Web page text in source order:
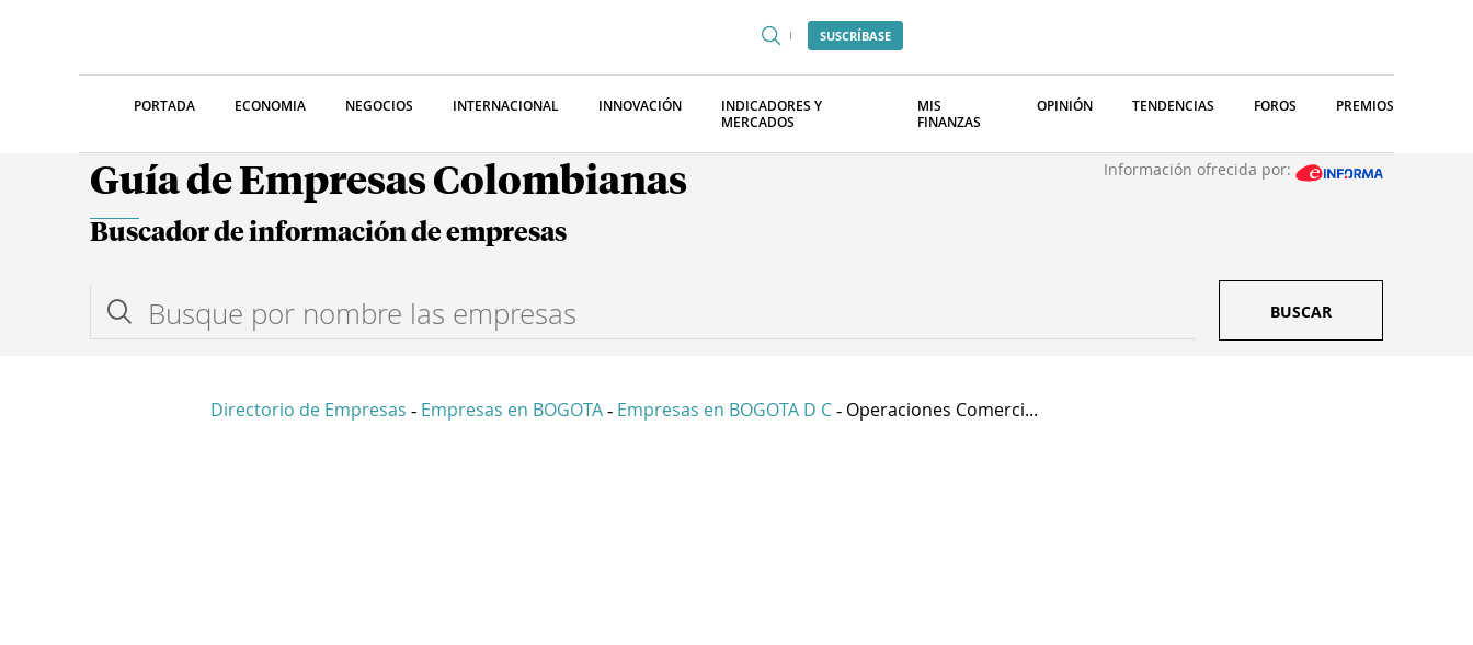
SUSCRÍBASE
PORTADA ECONOMIA NEGOCIOS INTERNACIONAL INNOVACIÓN
INDICADORES Y
MERCADOS
MIS
FINANZAS
OPINIÓN TENDENCIAS FOROS PREMIOS
Guía de Empresas Colombianas Información ofrecida por:
Buscador de información de empresas
BUSCAR
Directorio de Empresas - Empresas en BOGOTA - Empresas en BOGOTA D C - Operaciones Comerci...